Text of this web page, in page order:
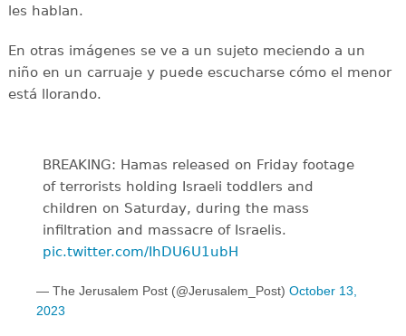
les hablan.
En otras imágenes se ve a un sujeto meciendo a un
niño en un carruaje y puede escucharse cómo el menor
está llorando.
BREAKING: Hamas released on Friday footage
of terrorists holding Israeli toddlers and
children on Saturday, during the mass
infiltration and massacre of Israelis.
pic.twitter.com/IhDU6U1ubH
— The Jerusalem Post (@Jerusalem_Post) October 13,
2023